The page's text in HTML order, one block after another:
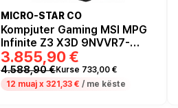
MICRO-STAR CO
Kompjuter Gaming MSI MPG
Infinite Z3 X3D 9NVVR7-
608DE / Ryzen 7 9800X3D /
64GB DDR5 / 2TB / RTX
5080 - Zezë
3.855,90 €
4.588,90 €Kurse 733,00 €
12 muaj x 321,33 € / me këste